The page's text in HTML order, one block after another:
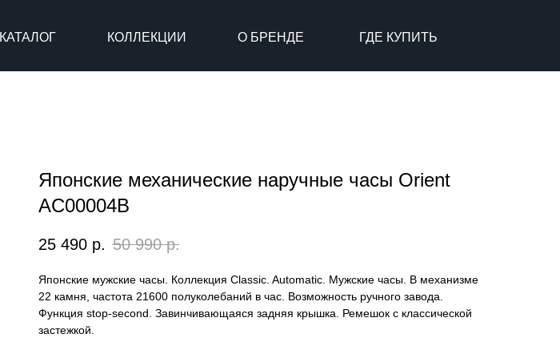
ГДЕ КУПИТЬ
О БРЕНДЕ
КОЛЛЕКЦИИ
КАТАЛОГ
Японские механические наручные часы Orient
AC00004B
25 490 р. 50 990 р.
Японские мужские часы. Коллекция Classic. Automatic. Мужские часы. В механизме
22 камня, частота 21600 полуколебаний в час. Возможность ручного завода.
Функция stop-second. Завинчивающаяся задняя крышка. Ремешок с классической
застежкой.